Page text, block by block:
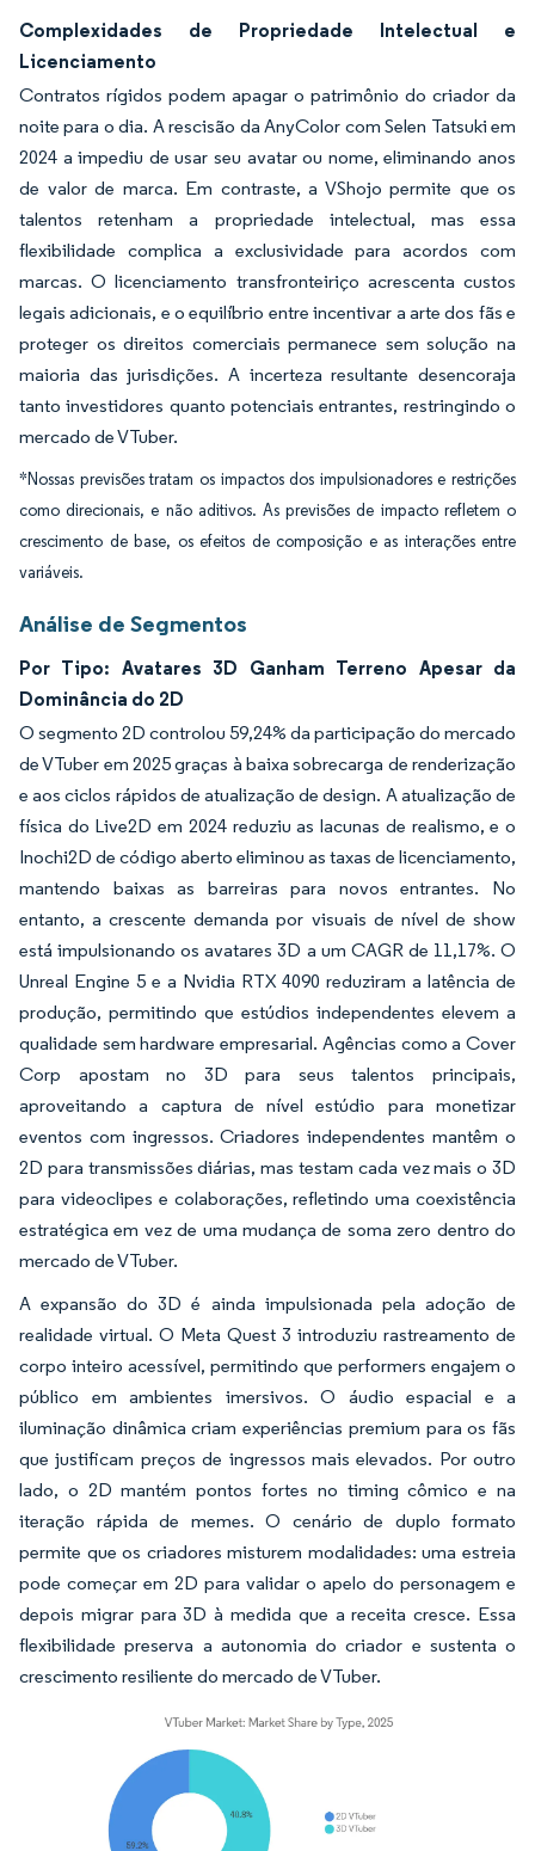
Complexidades de Propriedade Intelectual e
Licenciamento
Contratos rígidos podem apagar o patrimônio do criador da
noite para o dia. A rescisão da AnyColor com Selen Tatsuki em
2024 a impediu de usar seu avatar ou nome, eliminando anos
de valor de marca. Em contraste, a VShojo permite que os
talentos retenham a propriedade intelectual, mas essa
flexibilidade complica a exclusividade para acordos com
marcas. O licenciamento transfronteiriço acrescenta custos
legais adicionais, e o equilíbrio entre incentivar a arte dos fãs e
proteger os direitos comerciais permanece sem solução na
maioria das jurisdições. A incerteza resultante desencoraja
tanto investidores quanto potenciais entrantes, restringindo o
mercado de VTuber.
*Nossas previsões tratam os impactos dos impulsionadores e restrições
como direcionais, e não aditivos. As previsões de impacto refletem o
crescimento de base, os efeitos de composição e as interações entre
variáveis.
Análise de Segmentos
Por Tipo: Avatares 3D Ganham Terreno Apesar da
Dominância do 2D
O segmento 2D controlou 59,24% da participação do mercado
de VTuber em 2025 graças à baixa sobrecarga de renderização
e aos ciclos rápidos de atualização de design. A atualização de
física do Live2D em 2024 reduziu as lacunas de realismo, e o
Inochi2D de código aberto eliminou as taxas de licenciamento,
mantendo baixas as barreiras para novos entrantes. No
entanto, a crescente demanda por visuais de nível de show
está impulsionando os avatares 3D a um CAGR de 11,17%. O
Unreal Engine 5 e a Nvidia RTX 4090 reduziram a latência de
produção, permitindo que estúdios independentes elevem a
qualidade sem hardware empresarial. Agências como a Cover
Corp apostam no 3D para seus talentos principais,
aproveitando a captura de nível estúdio para monetizar
eventos com ingressos. Criadores independentes mantêm o
2D para transmissões diárias, mas testam cada vez mais o 3D
para videoclipes e colaborações, refletindo uma coexistência
estratégica em vez de uma mudança de soma zero dentro do
mercado de VTuber.
A expansão do 3D é ainda impulsionada pela adoção de
realidade virtual. O Meta Quest 3 introduziu rastreamento de
corpo inteiro acessível, permitindo que performers engajem o
público em ambientes imersivos. O áudio espacial e a
iluminação dinâmica criam experiências premium para os fãs
que justificam preços de ingressos mais elevados. Por outro
lado, o 2D mantém pontos fortes no timing cômico e na
iteração rápida de memes. O cenário de duplo formato
permite que os criadores misturem modalidades: uma estreia
pode começar em 2D para validar o apelo do personagem e
depois migrar para 3D à medida que a receita cresce. Essa
flexibilidade preserva a autonomia do criador e sustenta o
crescimento resiliente do mercado de VTuber.